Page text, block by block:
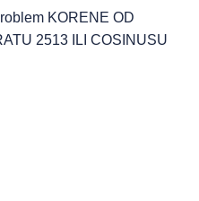
KORENE OD
2513 ILI COSINUSU